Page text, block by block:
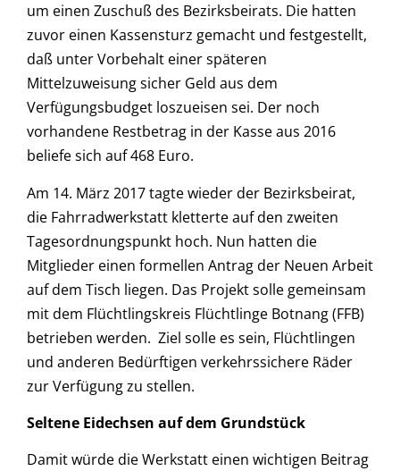
um einen Zuschuß des Bezirksbeirats. Die hatten
zuvor einen Kassensturz gemacht und festgestellt,
daß unter Vorbehalt einer späteren
Mittelzuweisung sicher Geld aus dem
Verfügungsbudget loszueisen sei. Der noch
vorhandene Restbetrag in der Kasse aus 2016
beliefe sich auf 468 Euro.
Am 14. März 2017 tagte wieder der Bezirksbeirat,
die Fahrradwerkstatt kletterte auf den zweiten
Tagesordnungspunkt hoch. Nun hatten die
Mitglieder einen formellen Antrag der Neuen Arbeit
auf dem Tisch liegen. Das Projekt solle gemeinsam
mit dem Flüchtlingskreis Flüchtlinge Botnang (FFB)
betrieben werden. Ziel solle es sein, Flüchtlingen
und anderen Bedürftigen verkehrssichere Räder
zur Verfügung zu stellen.
Seltene Eidechsen auf dem Grundstück
Damit würde die Werkstatt einen wichtigen Beitrag